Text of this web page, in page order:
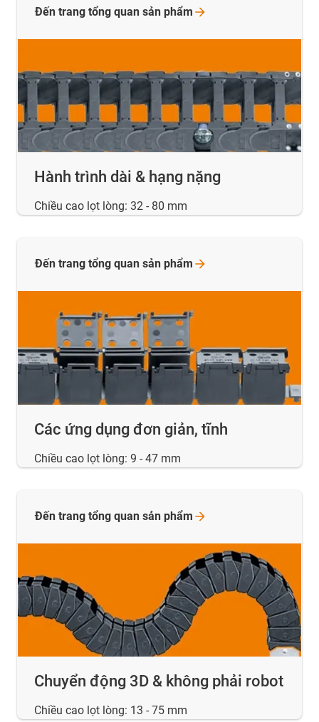
Hành trình dài & hạng nặng
Chiều cao lọt lòng: 32 - 80 mm
Đến trang tổng quan sản phẩm
Các ứng dụng đơn giản, tĩnh
Chiều cao lọt lòng: 9 - 47 mm
Đến trang tổng quan sản phẩm
Chuyển động 3D & không phải robot
Chiều cao lọt lòng: 13 - 75 mm
Đến trang tổng quan sản phẩm